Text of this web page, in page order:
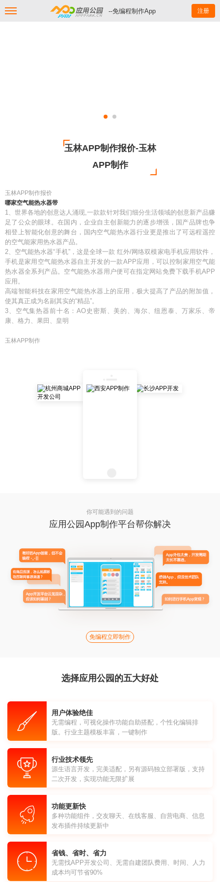
--免编程制作App 注册
玉林APP制作报价-玉林
APP制作
玉林APP制作报价
哪家空气能热水器带
1、世界各地的创意达人涌现,一款款针对我们细分生活领域的创意新产品赚
足了公众的眼球。在国内，企业自主创新能力的逐步增强，国产品牌也争
相登上智能化创意的舞台，国内空气能热水器行业更是推出了可远程遥控
的空气能家用热水器产品。
2、空气能热水器“手机”，这是全球一款 红外/网络双模家电手机应用软件，
手机是家用空气能热水器自主开发的一款APP应用，可以控制家用空气能
热水器全系列产品。空气能热水器用户便可在指定网站免费下载手机APP
应用。
高端智能科技在家用空气能热水器上的应用，极大提高了产品的附加值，
使其真正成为名副其实的“精品”。
3、空气集热器前十名：AO史密斯、美的、海尔、纽恩泰、万家乐、帝
康、格力、果田、皇明
玉林APP制作
你可能遇到的问题
应用公园App制作平台帮你解决
免编程立即制作
选择应用公园的五大好处
用户体验绝佳
无需编程，可视化操作功能自助搭配，个性化编辑排
版。行业主题模板丰富，一键制作
行业技术领先
源生语言开发，完美适配，另有源码独立部署版，支持
二次开发，实现功能无限扩展
功能更新快
多种功能组件，交友聊天、在线客服、自营电商、信息
发布插件持续更新中
省钱、省时、省力
无需找APP开发公司、无需自建团队费用、时间、人力
成本均可节省90%